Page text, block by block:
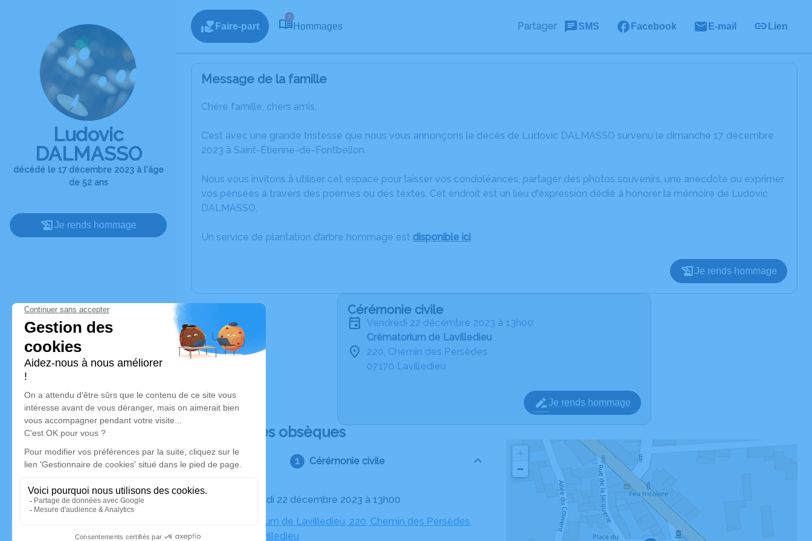
Ludovic
DALMASSO
décédé le 17 décembre 2023 à l'âge
de 52 ans
Je rends hommage
Faire-part
5
Hommages Partager SMS Facebook E-mail Lien
Message de la famille
Chère famille, chers amis,
C’est avec une grande tristesse que nous vous annonçons le décès de Ludovic DALMASSO survenu le dimanche 17 décembre
2023 à Saint-Étienne-de-Fontbellon.
Nous vous invitons à utiliser cet espace pour laisser vos condoléances, partager des photos souvenirs, une anecdote ou exprimer
vos pensées à travers des poèmes ou des textes. Cet endroit est un lieu d'expression dédié à honorer la mémoire de Ludovic
DALMASSO.
Un service de plantation d’arbre hommage est disponible ici.
Je rends hommage
Cérémonie civile
vendredi 22 décembre 2023 à 13h00
Crématorium de Lavilledieu
220, Chemin des Persèdes
07170 Lavilledieu
Je rends hommage
Déroulé des obsèques
Cérémonie civile
Le vendredi 22 décembre 2023 à 13h00
Crématorium de Lavilledieu, 220, Chemin des Persèdes,
07170 Lavilledieu
−